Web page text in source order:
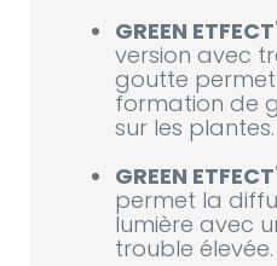
GREEN ETFECT
version avec
goutte permet
formation de
sur les plantes.
GREEN ETFECT
permet la
lumière avec
trouble élevée.